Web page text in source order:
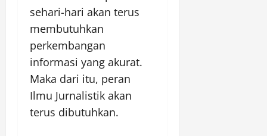
sehari-hari akan terus
membutuhkan
perkembangan
informasi yang akurat.
Maka dari itu, peran
Ilmu Jurnalistik akan
terus dibutuhkan.